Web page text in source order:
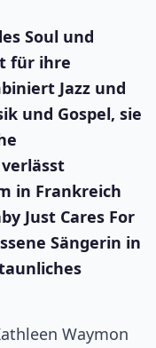
Soul und
für ihre
Jazz und
und Gospel, sie
in Frankreich
Just Cares For
Sängerin in
Waymon